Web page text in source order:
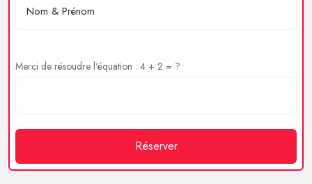
Merci de résoudre l'équation : 4 + 2 = ?
Réserver